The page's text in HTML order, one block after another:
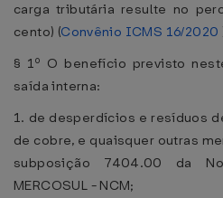
carga tributária resulte no
cento) (Convênio ICMS 16/2020
§ 1º O benefício previsto
saída interna:
1. de desperdícios e resíduos
de cobre, e quaisquer outras
subposição 7404.00 da
MERCOSUL - NCM;